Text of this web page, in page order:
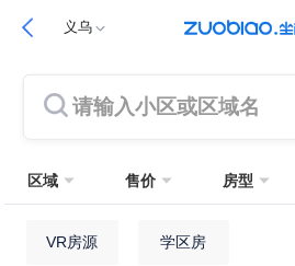
义乌
请输入小区或区域名
区域 售价 房型
VR房源 学区房